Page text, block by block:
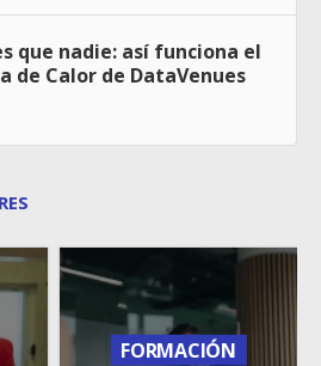
que nadie: así funciona el
de Calor de DataVenues
FORMACIÓN